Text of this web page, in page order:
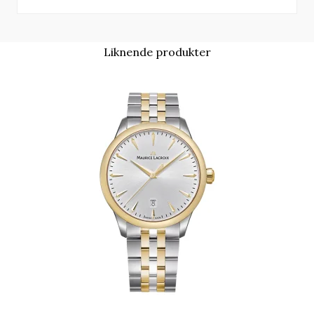
Liknende produkter